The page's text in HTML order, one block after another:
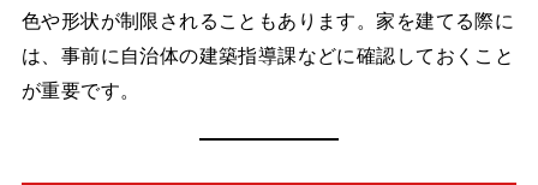
色や形状が制限されることもあります。家を建てる際に
は、事前に自治体の建築指導課などに確認しておくこと
が重要です。